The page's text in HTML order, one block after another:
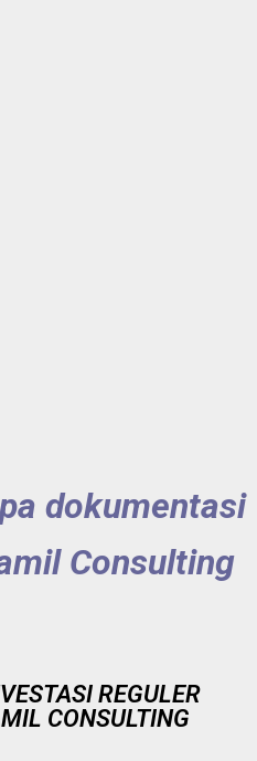
dokumentasi
Consulting
REGULER
CONSULTING